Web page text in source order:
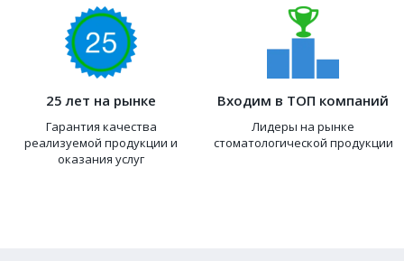
25 лет на рынке
Гарантия качества
реализуемой продукции и
оказания услуг
Входим в ТОП компаний
Лидеры на рынке
стоматологической продукции